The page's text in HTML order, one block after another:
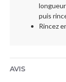
puis
Rincez
AVIS